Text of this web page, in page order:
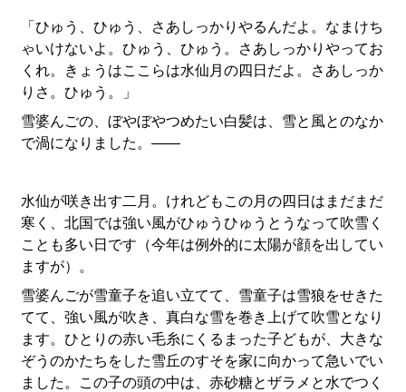
「ひゅう、ひゅう、さあしっかりやるんだよ。なまけち
ゃいけないよ。ひゅう、ひゅう。さあしっかりやってお
くれ。きょうはここらは水仙月の四日だよ。さあしっか
りさ。ひゅう。」
雪婆んごの、ぼやぼやつめたい白髪は、雪と風とのなか
で渦になりました。――
水仙が咲き出す二月。けれどもこの月の四日はまだまだ
寒く、北国では強い風がひゅうひゅうとうなって吹雪く
ことも多い日です（今年は例外的に太陽が顔を出してい
ますが）。
雪婆んごが雪童子を追い立てて、雪童子は雪狼をせきた
てて、強い風が吹き、真白な雪を巻き上げて吹雪となり
ます。ひとりの赤い毛糸にくるまった子どもが、大きな
ぞうのかたちをした雪丘のすそを家に向かって急いでい
ました。この子の頭の中は、赤砂糖とザラメと水でつく